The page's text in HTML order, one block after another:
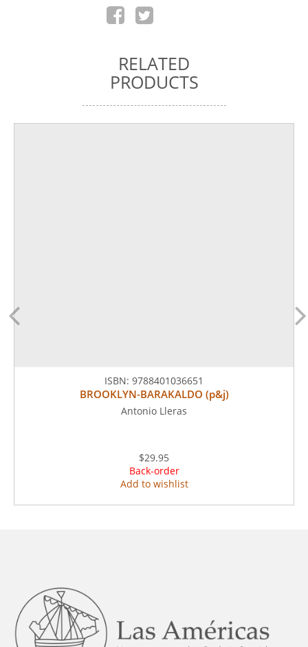
RELATED
PRODUCTS
ISBN: 9788401036651
BROOKLYN-BARAKALDO (p&j)
Antonio Lleras
$29.95
Back-order
Add to wishlist